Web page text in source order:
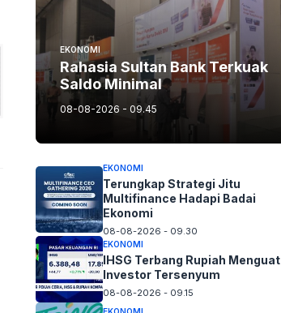
EKONOMI
Rahasia Sultan Bank Terkuak
Saldo Minimal
08-08-2026 - 09.45
EKONOMI
Terungkap Strategi Jitu
Multifinance Hadapi Badai
Ekonomi
08-08-2026 - 09.30
EKONOMI
IHSG Terbang Rupiah Menguat
Investor Tersenyum
08-08-2026 - 09.15